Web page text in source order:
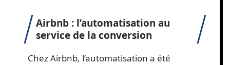
Airbnb : l’automatisation au
service de la conversion
Chez Airbnb, l’automatisation a été